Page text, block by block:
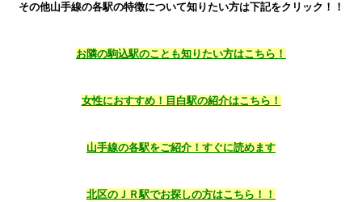
その他山手線の各駅の特徴について知りたい方は下記をクリック！ ！
お隣の駒込駅のことも知りたい方はこちら！
女性におすすめ！目白駅の紹介はこちら！
山手線の各駅をご紹介！すぐに読めます
北区のＪＲ駅でお探しの方はこちら！！